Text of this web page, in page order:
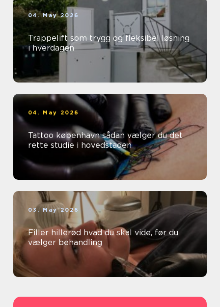
04. May 2026
Trappelift som trygg og fleksibel løsning
i hverdagen
04. May 2026
Tattoo københavn sådan vælger du det
rette studie i hovedstaden
03. May 2026
Filler hillerød hvad du skal vide, før du
vælger behandling